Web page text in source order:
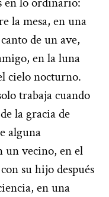
la mesa, en una
de un ave,
en la luna
cielo nocturno.
trabaja cuando
la gracia de
alguna
un vecino, en el
su hijo después
en una